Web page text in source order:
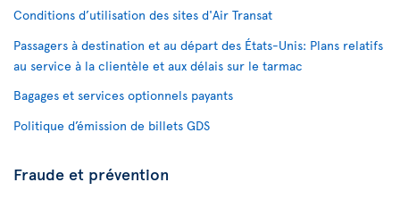
Conditions d’utilisation des sites d'Air Transat
Passagers à destination et au départ des États-Unis: Plans relatifs
au service à la clientèle et aux délais sur le tarmac
Bagages et services optionnels payants
Politique d’émission de billets GDS
Fraude et prévention